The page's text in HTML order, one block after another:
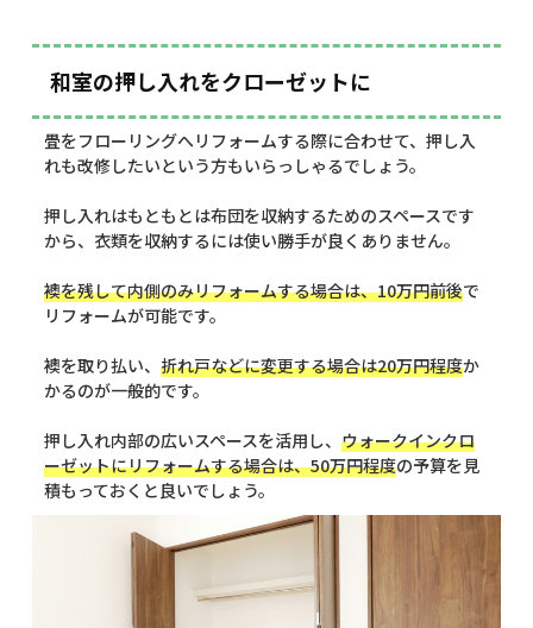
和室の押し入れをクローゼットに
畳をフローリングへリフォームする際に合わせて、押し入
れも改修したいという方もいらっしゃるでしょう。
押し入れはもともとは布団を収納するためのスペースです
から、衣類を収納するには使い勝手が良くありません。
襖を残して内側のみリフォームする場合は、10万円前後で
リフォームが可能です。
襖を取り払い、 折れ戸などに変更する場合は20万円程度か
かるのが一般的です。
押し入れ内部の広いスペースを活用し、 ウォークインクロ
ーゼットにリフォームする場合は、50万円程度の予算を見
積もっておくと良いでしょう。